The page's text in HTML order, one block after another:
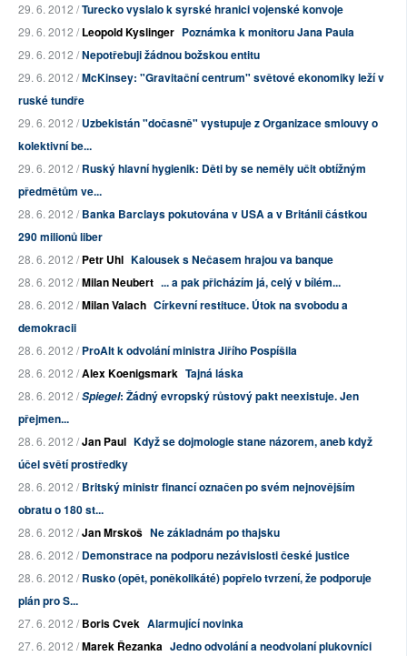
29. 6. 2012 /Turecko vyslalo k syrské hranici vojenské konvoje
29. 6. 2012 /Leopold Kyslinger Poznámka k monitoru Jana Paula
29. 6. 2012 /Nepotřebuji žádnou božskou entitu
29. 6. 2012 /McKinsey: "Gravitační centrum" světové ekonomiky leží v
ruské tundře
29. 6. 2012 /Uzbekistán "dočasně" vystupuje z Organizace smlouvy o
kolektivní be...
29. 6. 2012 /Ruský hlavní hygienik: Děti by se neměly učit obtížným
předmětům ve...
28. 6. 2012 /Banka Barclays pokutována v USA a v Británii částkou
290 milionů liber
28. 6. 2012 /Petr Uhl Kalousek s Nečasem hrajou va banque
28. 6. 2012 /Milan Neubert ... a pak přicházím já, celý v bílém...
28. 6. 2012 /Milan Valach Církevní restituce. Útok na svobodu a
demokracii
28. 6. 2012 /ProAlt k odvolání ministra Jiřího Pospíšila
28. 6. 2012 /Alex Koenigsmark Tajná láska
28. 6. 2012 /Spiegel: Žádný evropský růstový pakt neexistuje. Jen
přejmen...
28. 6. 2012 /Jan Paul Když se dojmologie stane názorem, aneb když
účel světí prostředky
28. 6. 2012 /Britský ministr financí označen po svém nejnovějším
obratu o 180 st...
28. 6. 2012 /Jan Mrskoš Ne základnám po thajsku
28. 6. 2012 /Demonstrace na podporu nezávislosti české justice
28. 6. 2012 /Rusko (opět, poněkolikáté) popřelo tvrzení, že podporuje
plán pro S...
27. 6. 2012 /Boris Cvek Alarmující novinka
27. 6. 2012 /Marek Řezanka Jedno odvolání a neodvolaní plukovníci